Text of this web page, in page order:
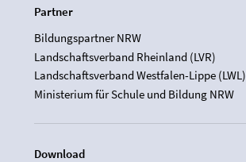
Partner
Bildungspartner NRW
Landschaftsverband Rheinland (LVR)
Landschaftsverband Westfalen-Lippe (LWL)
Ministerium für Schule und Bildung NRW
Download